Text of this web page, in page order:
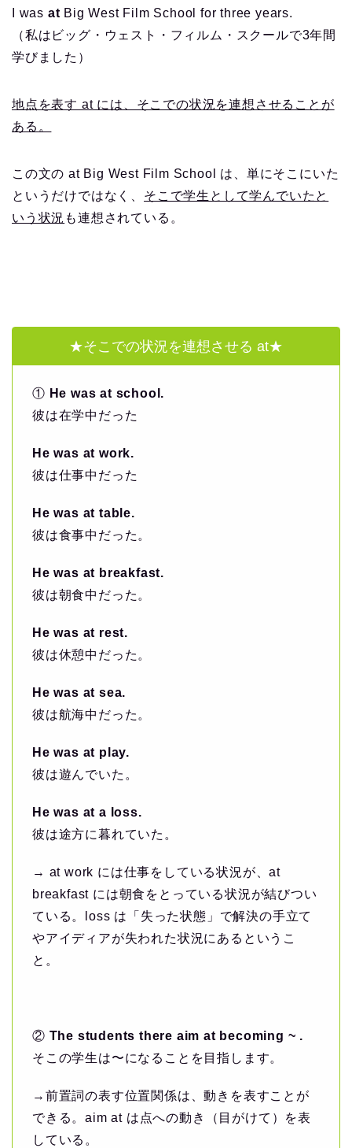
I was at Big West Film School for three years.
（私はビッグ・ウェスト・フィルム・スクールで3年間
学びました）
地点を表す at には、そこでの状況を連想させることが
ある。
この文の at Big West Film School は、単にそこにいた
というだけではなく、 そこで学生として学んでいたと
いう状況 も連想されている。
★そこでの状況を連想させる at★
① He was at school.
彼は在学中だった
He was at work.
彼は仕事中だった
He was at table.
彼は食事中だった。
He was at breakfast.
彼は朝食中だった。
He was at rest.
彼は休憩中だった。
He was at sea.
彼は航海中だった。
He was at play.
彼は遊んでいた。
He was at a loss.
彼は途方に暮れていた。
→ at work には仕事をしている状況が、at
breakfast には朝食をとっている状況が結びつい
ている。loss は「失った状態」で解決の手立て
やアイディアが失われた状況にあるというこ
と。
② The students there aim at becoming ~ .
そこの学生は〜になることを目指します。
→前置詞の表す位置関係は、動きを表すことが
できる。aim at は点への動き（目がけて）を表
している。